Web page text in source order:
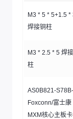
M3 * 5 * 5+1.5 *
焊接铜柱
M3 * 2.5 * 5 焊
柱
AS0B821-
Foxconn/富士康
MXM核心主板